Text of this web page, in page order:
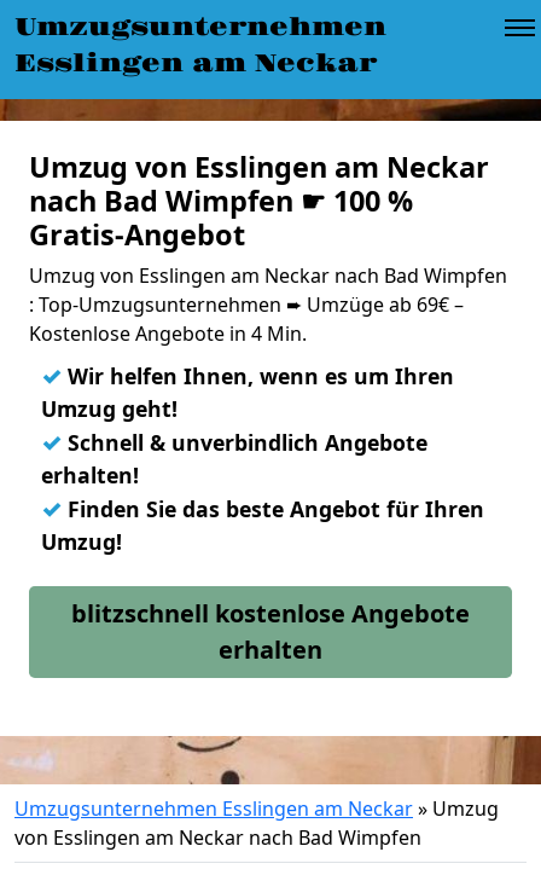
Umzugsunternehmen
Esslingen am Neckar
Umzug von Esslingen am Neckar
nach Bad Wimpfen ☛ 100 %
Gratis-Angebot
Umzug von Esslingen am Neckar nach Bad Wimpfen
: Top-Umzugsunternehmen ➨ Umzüge ab 69€ –
Kostenlose Angebote in 4 Min.
✓ Wir helfen Ihnen, wenn es um Ihren
Umzug geht!
✓ Schnell & unverbindlich Angebote
erhalten!
✓ Finden Sie das beste Angebot für Ihren
Umzug!
blitzschnell kostenlose Angebote
erhalten
Umzugsunternehmen Esslingen am Neckar» Umzug
von Esslingen am Neckar nach Bad Wimpfen